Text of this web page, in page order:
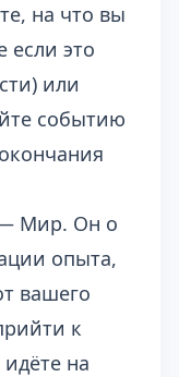
на что вы
если это
или
событию
Мир. Он о
опыта,
вашего
к
на